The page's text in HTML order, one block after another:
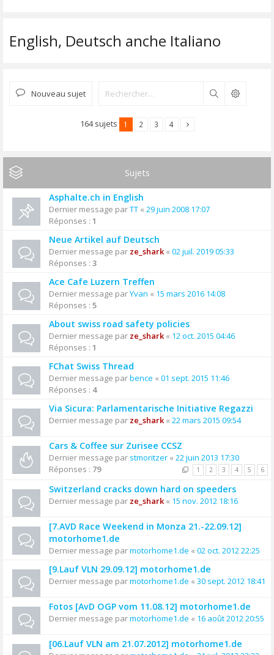
English, Deutsch anche Italiano
Nouveau sujet Rechercher
164 sujets 1 2 3 4
Sujets
Asphalte.ch in English
Dernier message parTT « 29 juin 2008 17:07
Réponses : 1
Neue Artikel auf Deutsch
Dernier message par ze_shark« 02 juil. 2019 05:33
Réponses : 3
Ace Cafe Luzern Treffen
Dernier message parYvan « 15 mars 2016 14:08
Réponses : 5
About swiss road safety policies
Dernier message par ze_shark« 12 oct. 2015 04:46
Réponses : 1
FChat Swiss Thread
Dernier message parbence « 01 sept. 2015 11:46
Réponses : 4
Via Sicura: Parlamentarische Initiative Regazzi
Dernier message par ze_shark« 22 mars 2015 09:54
Cars & Coffee sur Zurisee CCSZ
Dernier message par stmoritzer « 22 juin 2013 17:30
Réponses : 79 1 2 3 4 5 6
Switzerland cracks down hard on speeders
Dernier message par ze_shark« 15 nov. 2012 18:16
[7.AVD Race Weekend in Monza 21.-22.09.12]
motorhome1.de
Dernier message parmotorhome1.de « 02 oct. 2012 22:25
[9.Lauf VLN 29.09.12] motorhome1.de
Dernier message parmotorhome1.de « 30 sept. 2012 18:41
Fotos [AvD OGP vom 11.08.12] motorhome1.de
Dernier message parmotorhome1.de « 16 août 2012 20:55
[06.Lauf VLN am 21.07.2012] motorhome1.de